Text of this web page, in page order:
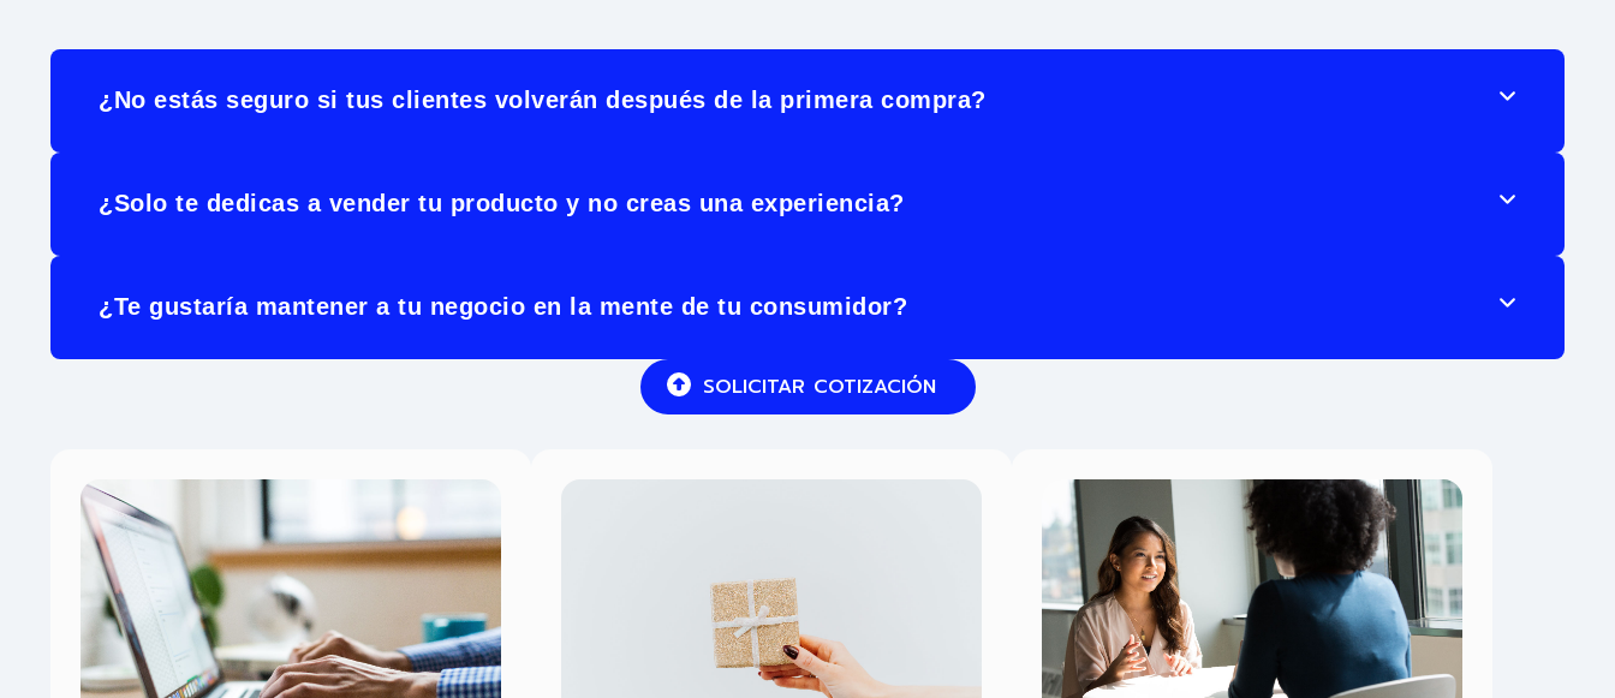
¿No estás seguro si tus clientes volverán después de la primera compra?
¿Solo te dedicas a vender tu producto y no creas una experiencia?
¿Te gustaría mantener a tu negocio en la mente de tu consumidor?
SOLICITAR COTIZACIÓN